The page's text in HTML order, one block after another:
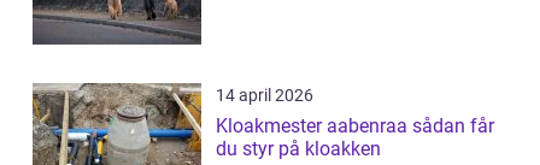
14 april 2026
Kloakmester aabenraa sådan får
du styr på kloakken